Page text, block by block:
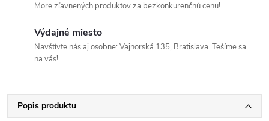
More zľavnených produktov za bezkonkurenčnú cenu!
Výdajné miesto
Navštívte nás aj osobne: Vajnorská 135, Bratislava. Tešíme sa
na vás!
Popis produktu